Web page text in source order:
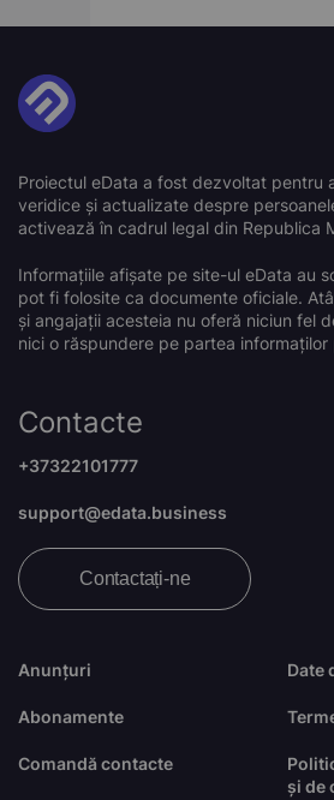
Proiectul eData a fost dezvoltat pentru
veridice și actualizate despre
activează în cadrul legal din Republica
Informațiile afișate pe site-ul eData au
pot fi folosite ca documente oficiale.
și angajații acesteia nu oferă niciun fel
nici o răspundere pe partea
Anunțuri
Abonamente
Comandă contacte
Date
și de
Contacte
+37322101777
support@edata.business
Contactați-ne